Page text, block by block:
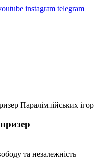
instagram telegram
Паралімпійських ігор
та незалежність